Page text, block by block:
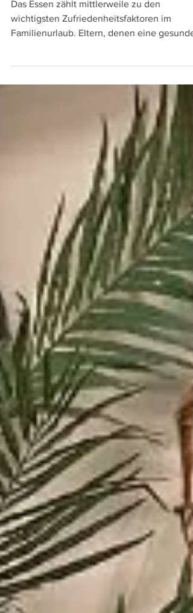
Schnitzel, Nuggets & Co genügen
nicht mehr: Gute Kinderverpflegung
Das Essen zählt mittlerweile zu den
wichtigsten Zufriedenheitsfaktoren im
Familienurlaub. Eltern, denen eine gesunde
Ernährung ihrer Kinder wichtig ist,
sich dabei mehr als die klassischen
Kindergerichte. SIPCAN unterstützt Hotels
daher bei der Kinderverpflegung und
zeichnet erfolgreiche Betriebe auch aus. Im
ersten Projektjahr profitierten 15.000 Kinder.